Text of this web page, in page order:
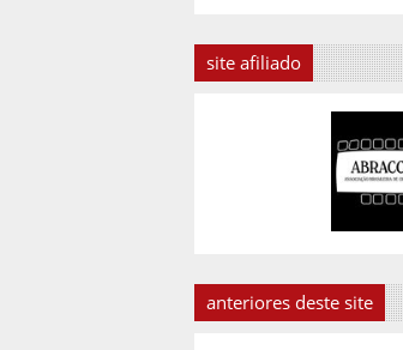
site afiliado
anteriores deste site